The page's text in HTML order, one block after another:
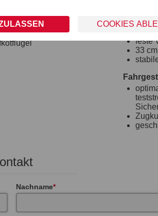
mit
feste
33
Nachname
COOKIES